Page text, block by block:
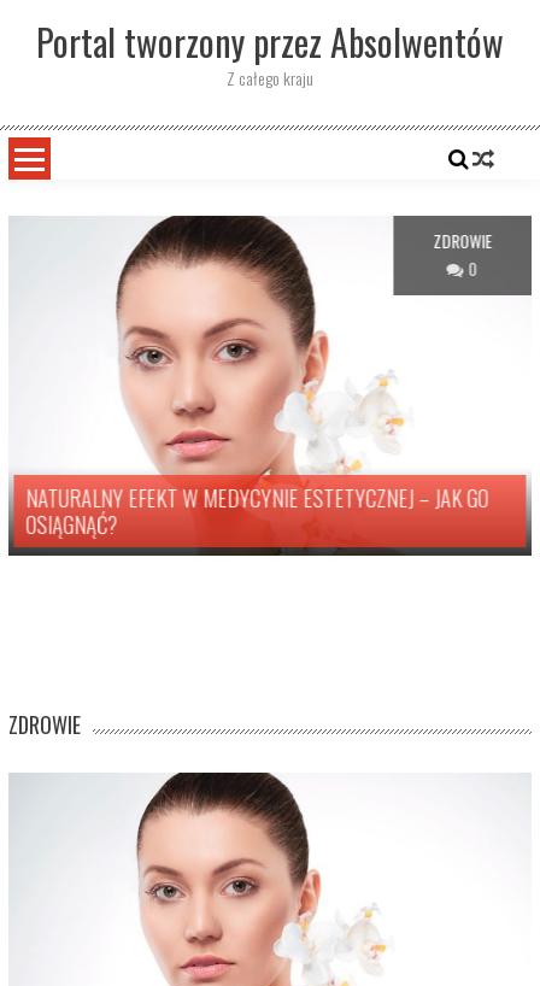
contentPortal tworzony przez Absolwentów
Z całego kraju
ZDROWIE
0
NATURALNY EFEKT W MEDYCYNIE ESTETYCZNEJ – JAK GO
OSIĄGNĄĆ?
ZDROWIE